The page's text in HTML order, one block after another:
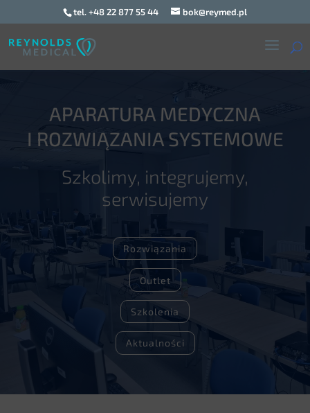
tel. +48 22 877 55 44 bok@reymed.pl
APARATURA MEDYCZNA
I ROZWIĄZANIA SYSTEMOWE
Szkolimy, integrujemy,
serwisujemy
Rozwiązania
Outlet
Szkolenia
Aktualności